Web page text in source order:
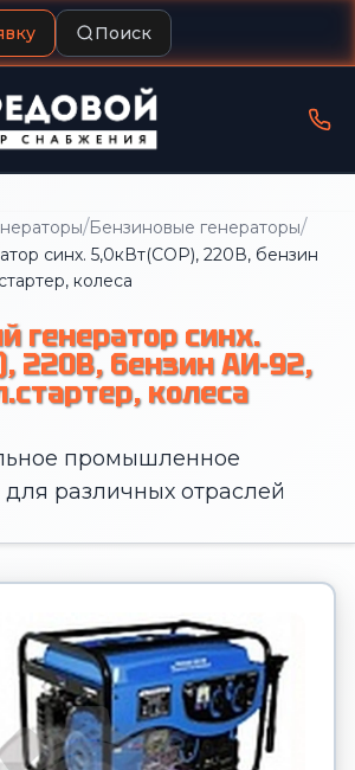
Поиск
/Бензиновые генераторы/
синх. 5,0кВт(COP), 220В, бензин
колеса
генератор синх.
220В, бензин АИ-92,
колеса
промышленное
различных отраслей